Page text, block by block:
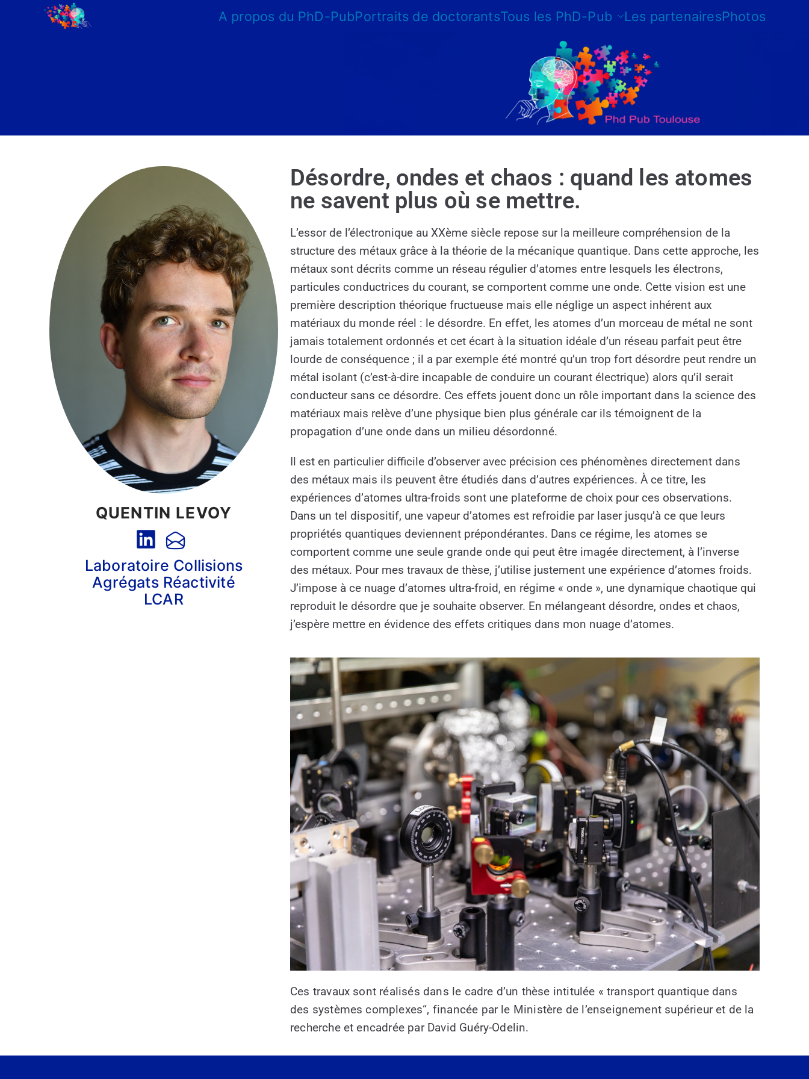
A propos du PhD-PubPortraits de doctorantsTous les PhD-Pub Les partenairesPhotos
QUENTIN LEVOY
Laboratoire Collisions
Agrégats Réactivité
LCAR
Désordre, ondes et chaos : quand les atomes
ne savent plus où se mettre.
L’essor de l’électronique au XXème siècle repose sur la meilleure compréhension de la
structure des métaux grâce à la théorie de la mécanique quantique. Dans cette approche, les
métaux sont décrits comme un réseau régulier d’atomes entre lesquels les électrons,
particules conductrices du courant, se comportent comme une onde. Cette vision est une
première description théorique fructueuse mais elle néglige un aspect inhérent aux
matériaux du monde réel : le désordre. En effet, les atomes d’un morceau de métal ne sont
jamais totalement ordonnés et cet écart à la situation idéale d’un réseau parfait peut être
lourde de conséquence ; il a par exemple été montré qu’un trop fort désordre peut rendre un
métal isolant (c’est-à-dire incapable de conduire un courant électrique) alors qu’il serait
conducteur sans ce désordre. Ces effets jouent donc un rôle important dans la science des
matériaux mais relève d’une physique bien plus générale car ils témoignent de la
propagation d’une onde dans un milieu désordonné.
Il est en particulier difficile d’observer avec précision ces phénomènes directement dans
des métaux mais ils peuvent être étudiés dans d’autres expériences. À ce titre, les
expériences d’atomes ultra-froids sont une plateforme de choix pour ces observations.
Dans un tel dispositif, une vapeur d’atomes est refroidie par laser jusqu’à ce que leurs
propriétés quantiques deviennent prépondérantes. Dans ce régime, les atomes se
comportent comme une seule grande onde qui peut être imagée directement, à l’inverse
des métaux. Pour mes travaux de thèse, j’utilise justement une expérience d’atomes froids.
J’impose à ce nuage d’atomes ultra-froid, en régime « onde », une dynamique chaotique qui
reproduit le désordre que je souhaite observer. En mélangeant désordre, ondes et chaos,
j’espère mettre en évidence des effets critiques dans mon nuage d’atomes.
Ces travaux sont réalisés dans le cadre d’un thèse intitulée « transport quantique dans
des systèmes complexes“, financée par le Ministère de l’enseignement supérieur et de la
recherche et encadrée par David Guéry-Odelin.